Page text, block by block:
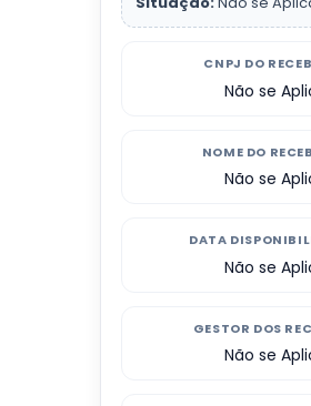
CNPJ DO
Não se
NOME DO
Não se
DATA
Não se
GESTOR DOS
Não se